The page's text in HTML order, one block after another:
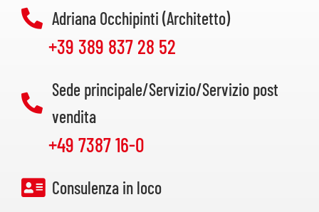
Adriana Occhipinti (Architetto)
+39 389 837 28 52
Sede principale/Servizio/Servizio post
vendita
+49 7387 16-0
Consulenza in loco